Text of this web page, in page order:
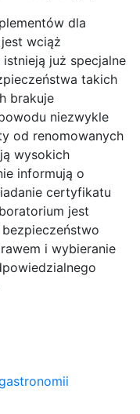
dla
wciąż
już specjalne
takich
brakuje
niezwykle
od renomowanych
wysokich
informują o
certyfikatu
jest
i wybieranie